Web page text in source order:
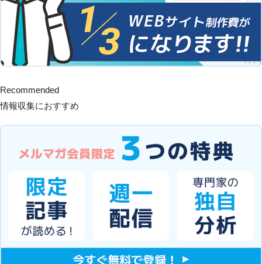
Recommended
情報収集におすすめ